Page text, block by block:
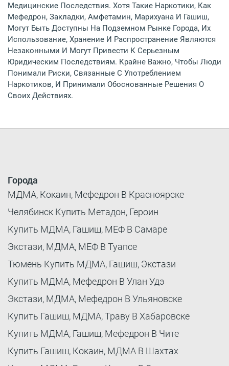
Медицинские Последствия. Хотя Такие Наркотики, Как
Мефедрон, Закладки, Амфетамин, Марихуана И Гашиш,
Могут Быть Доступны На Подземном Рынке Города, Их
Использование, Хранение И Распространение Являются
Незаконными И Могут Привести К Серьезным
Юридическим Последствиям. Крайне Важно, Чтобы Люди
Понимали Риски, Связанные С Употреблением
Наркотиков, И Принимали Обоснованные Решения О
Своих Действиях.
Города
МДМА, Кокаин, Мефедрон В Красноярске
Челябинск Купить Метадон, Героин
Купить МДМА, Гашиш, МЕФ В Самаре
Экстази, МДМА, МЕФ В Туапсе
Тюмень Купить МДМА, Гашиш, Экстази
Купить МДМА, Мефедрон В Улан Удэ
Экстази, МДМА, Мефедрон В Ульяновске
Купить Гашиш, МДМА, Траву В Хабаровске
Купить МДМА, Гашиш, Мефедрон В Чите
Купить Гашиш, Кокаин, МДМА В Шахтах